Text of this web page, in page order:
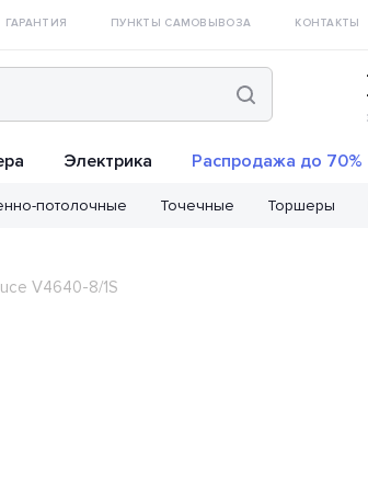
ГАРАНТИЯ ПУНКТЫ САМОВЫВОЗА КОНТАКТЫ
потолочные Точечные Торшеры
Электрика Распродажа до 70%
V4640-8/1S